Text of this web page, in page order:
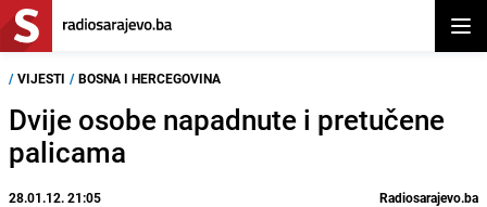
/ VIJESTI / BOSNA I HERCEGOVINA
Dvije osobe napadnute i pretučene
palicama
28.01.12. 21:05 Radiosarajevo.ba